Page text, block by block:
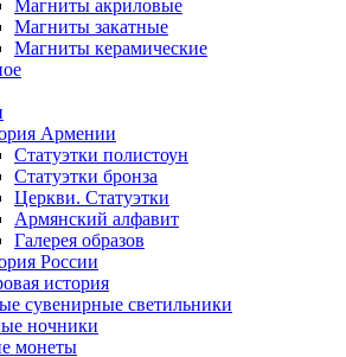
Магниты акриловые
Магниты закатные
Магниты керамические
Армении
Статуэтки полистоун
Статуэтки бронза
Церкви. Статуэтки
Армянский алфавит
Галерея образов
России
история
сувенирные светильники
ночники
монеты